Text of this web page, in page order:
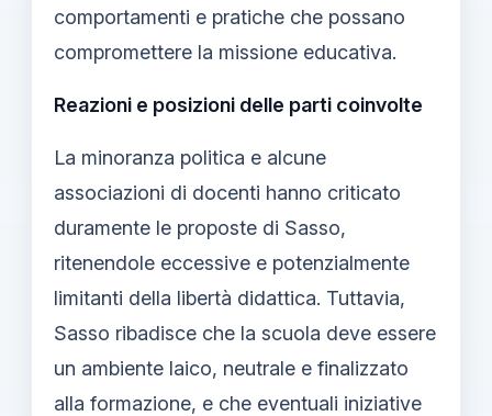
comportamenti e pratiche che possano
compromettere la missione educativa.
Reazioni e posizioni delle parti coinvolte
La minoranza politica e alcune
associazioni di docenti hanno criticato
duramente le proposte di Sasso,
ritenendole eccessive e potenzialmente
limitanti della libertà didattica. Tuttavia,
Sasso ribadisce che la scuola deve essere
un ambiente laico, neutrale e finalizzato
alla formazione, e che eventuali iniziative